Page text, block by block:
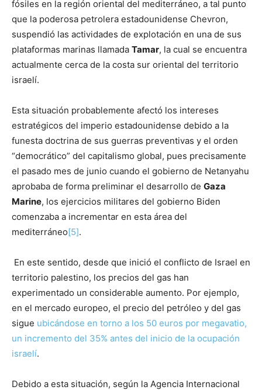
fósiles en la región oriental del mediterráneo, a tal punto
que la poderosa petrolera estadounidense Chevron,
suspendió las actividades de explotación en una de sus
plataformas marinas llamada Tamar, la cual se encuentra
actualmente cerca de la costa sur oriental del territorio
israelí.
Esta situación probablemente afectó los intereses
estratégicos del imperio estadounidense debido a la
funesta doctrina de sus guerras preventivas y el orden
“democrático” del capitalismo global, pues precisamente
el pasado mes de junio cuando el gobierno de Netanyahu
aprobaba de forma preliminar el desarrollo de Gaza
Marine, los ejercicios militares del gobierno Biden
comenzaba a incrementar en esta área del
mediterráneo[5].
En este sentido, desde que inició el conflicto de Israel en
territorio palestino, los precios del gas han
experimentado un considerable aumento. Por ejemplo,
en el mercado europeo, el precio del petróleo y del gas
sigue ubicándose en torno a los 50 euros por megavatio,
un incremento del 35% antes del inicio de la ocupación
israelí.
Debido a esta situación, según la Agencia Internacional